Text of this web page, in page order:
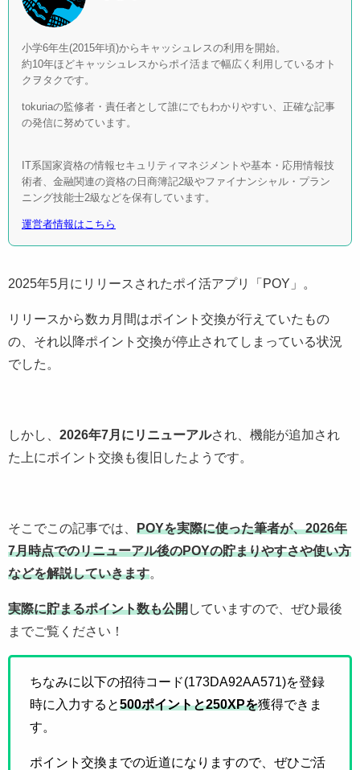
小学6年生(2015年頃)からキャッシュレスの利用を開始。
約10年ほどキャッシュレスからポイ活まで幅広く利用しているオト
クヲタクです。
tokuriaの監修者・責任者として誰にでもわかりやすい、正確な記事
の発信に努めています。
IT系国家資格の情報セキュリティマネジメントや基本・応用情報技
術者、金融関連の資格の日商簿記2級やファイナンシャル・プラン
ニング技能士2級などを保有しています。
運営者情報はこちら
2025年5月にリリースされたポイ活アプリ「POY」。
リリースから数カ月間はポイント交換が行えていたもの
の、それ以降ポイント交換が停止されてしまっている状況
でした。
しかし、 2026年7月にリニューアルされ、機能が追加され
た上にポイント交換も復旧したようです。
そこでこの記事では、 POYを実際に使った筆者が、2026年
7月時点でのリニューアル後のPOYの貯まりやすさや使い方
などを解説していきます
実際に貯まるポイント数も公開していますので、ぜひ最後
までご覧ください！
ちなみに以下の招待コード(173DA92AA571)を登録
時に入力すると500ポイントと250XPを獲得できま
す。
ポイント交換までの近道になりますので、ぜひご活